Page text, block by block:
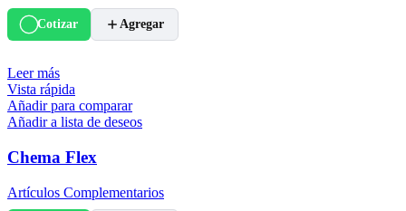
Cotizar Agregar
Leer más
Vista rápida
Añadir para comparar
Añadir a lista de deseos
Chema Flex
Artículos Complementarios